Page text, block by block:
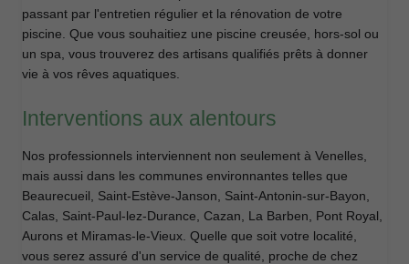
passant par l'entretien régulier et la rénovation de votre
piscine. Que vous souhaitiez une piscine creusée, hors-sol ou
un spa, vous trouverez des artisans qualifiés prêts à donner
vie à vos rêves aquatiques.
Interventions aux alentours
Nos professionnels interviennent non seulement à Venelles,
mais aussi dans les communes environnantes telles que
Beaurecueil, Saint-Estève-Janson, Saint-Antonin-sur-Bayon,
Calas, Saint-Paul-lez-Durance, Cazan, La Barben, Pont Royal,
Aurons et Miramas-le-Vieux. Quelle que soit votre localité,
vous serez assuré d'un service de qualité, proche de chez